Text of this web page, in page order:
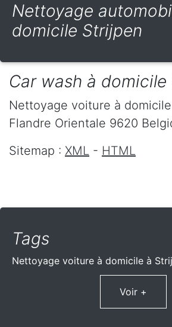
Nettoyage
domicile Strijpen
Car wash à
Nettoyage voiture à domicile
Flandre Orientale 9620
Sitemap : XML - HTML
Tags
Nettoyage voiture à domicile à
Voir +